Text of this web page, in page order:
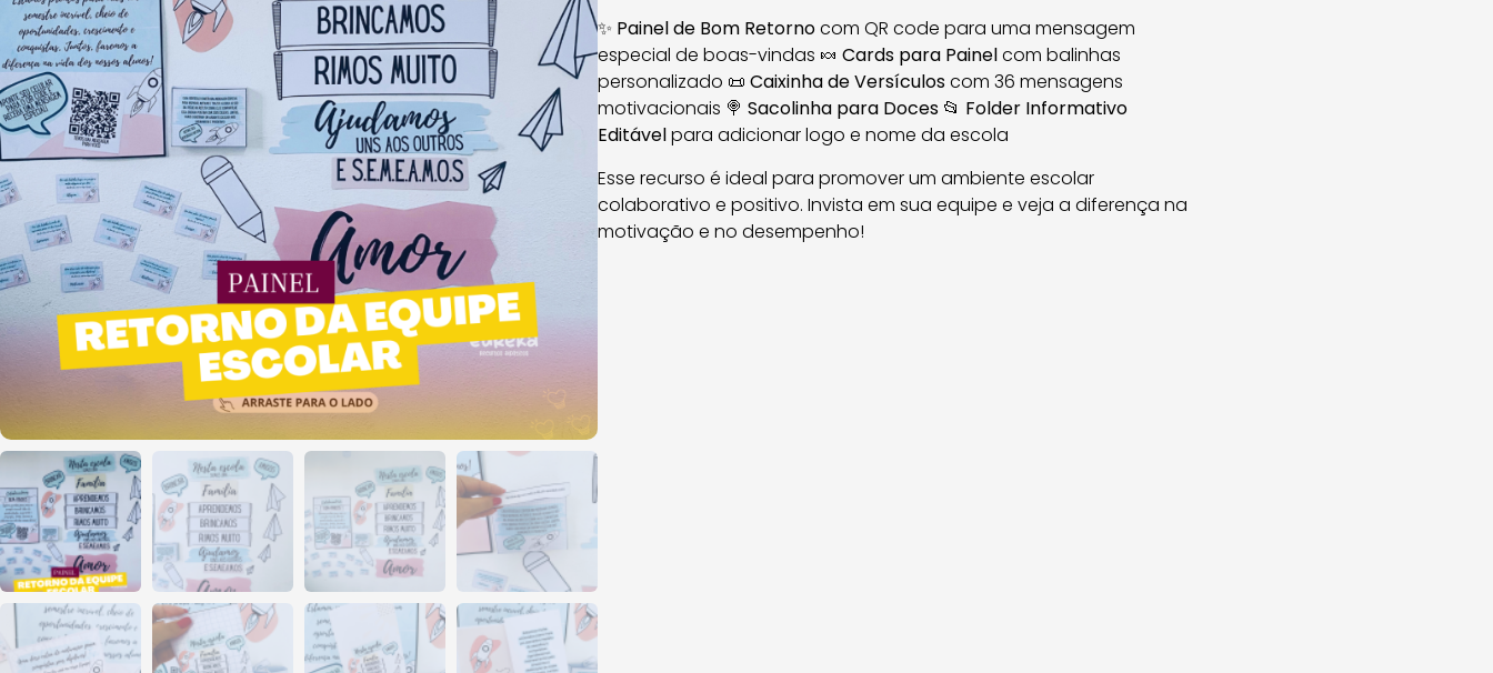
✨ Painel de Bom Retornocom QR code para uma mensagem
especial de boas-vindas 🍬 Cards para Painelcom balinhas
personalizado 📜 Caixinha de Versículoscom 36 mensagens
motivacionais 🍭 Sacolinha para Doces📂 Folder Informativo
Editávelpara adicionar logo e nome da escola
Esse recurso é ideal para promover um ambiente escolar
colaborativo e positivo. Invista em sua equipe e veja a diferença na
motivação e no desempenho!